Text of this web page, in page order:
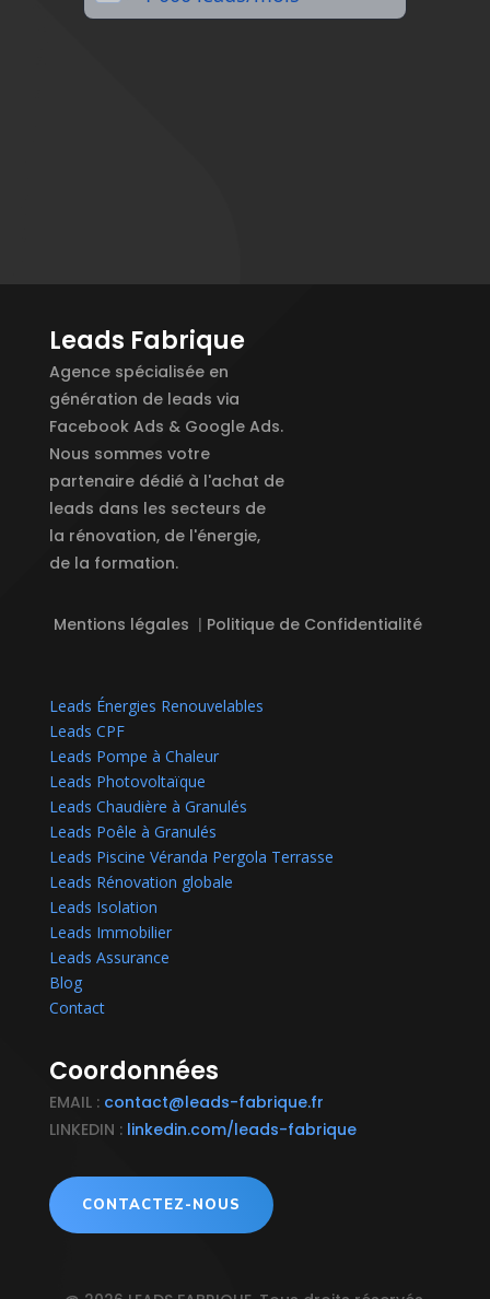
Leads Fabrique
Agence spécialisée en
génération de leads via
Facebook Ads & Google Ads.
Nous sommes votre
partenaire dédié à l'achat de
leads dans les secteurs de
la rénovation, de l'énergie,
de la formation.
Mentions légales | Politique de Confidentialité
Leads Énergies Renouvelables
Leads CPF
Leads Pompe à Chaleur
Leads Photovoltaïque
Leads Chaudière à Granulés
Leads Poêle à Granulés
Leads Piscine Véranda Pergola Terrasse
Leads Rénovation globale
Leads Isolation
Leads Immobilier
Leads Assurance
Blog
Contact
Coordonnées
EMAIL : contact@leads-fabrique.fr
LINKEDIN : linkedin.com/leads-fabrique
CONTACTEZ-NOUS